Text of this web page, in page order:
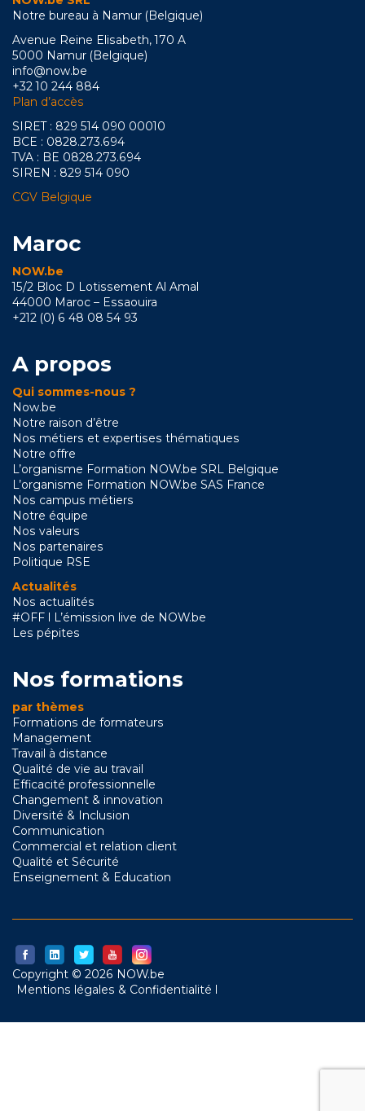
Notre bureau à Namur (Belgique)
Avenue Reine Elisabeth, 170 A
5000 Namur (Belgique)
info@now.be
+32 10 244 884
Plan d’accès
SIRET : 829 514 090 00010
BCE : 0828.273.694
TVA : BE 0828.273.694
SIREN : 829 514 090
CGV Belgique
Maroc
NOW.be
15/2 Bloc D Lotissement Al Amal
44000 Maroc – Essaouira
+212 (0) 6 48 08 54 93
A propos
Qui sommes-nous ?
Now.be
Notre raison d’être
Nos métiers et expertises thématiques
Notre offre
L’organisme Formation NOW.be SRL Belgique
L’organisme Formation NOW.be SAS France
Nos campus métiers
Notre équipe
Nos valeurs
Nos partenaires
Politique RSE
Actualités
Nos actualités
#OFF l L’émission live de NOW.be
Les pépites
Nos formations
par thèmes
Formations de formateurs
Management
Travail à distance
Qualité de vie au travail
Efficacité professionnelle
Changement & innovation
Diversité & Inclusion
Communication
Commercial et relation client
Qualité et Sécurité
Enseignement & Education
Copyright © 2026 NOW.be
Mentions légales & Confidentialité l